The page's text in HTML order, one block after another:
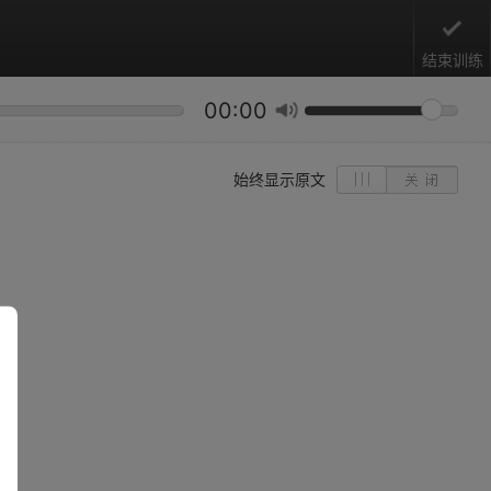
结束训练
00:00
始终显示原文